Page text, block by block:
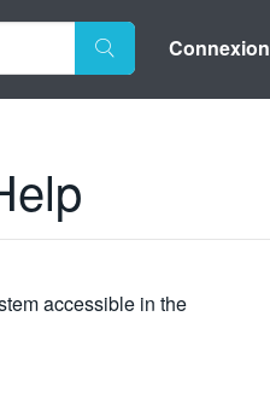
Connexion
accessible in the